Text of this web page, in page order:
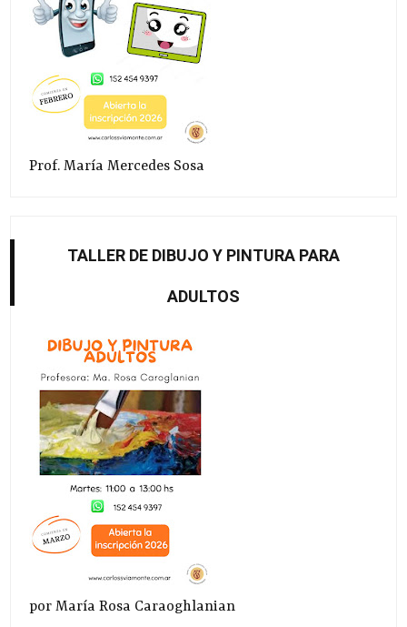
Prof. María Mercedes Sosa
TALLER DE DIBUJO Y PINTURA PARA
ADULTOS
por María Rosa Caraoghlanian